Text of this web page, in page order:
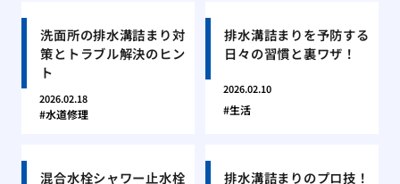
洗面所の排水溝詰まり対
策とトラブル解決のヒン
ト
2026.02.18
水道修理
排水溝詰まりを予防する
日々の習慣と裏ワザ！
2026.02.10
生活
混合水栓シャワー止水栓
排水溝詰まりのプロ技！